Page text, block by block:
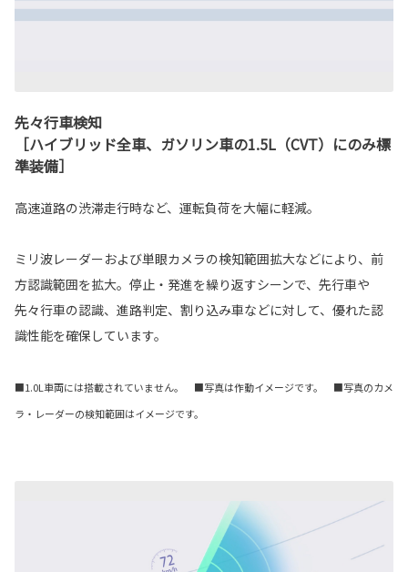
先々行車検知
［ハイブリッド全車、ガソリン車の1.5L（CVT）にのみ標
準装備］
高速道路の渋滞走行時など、運転負荷を大幅に軽減。
ミリ波レーダーおよび単眼カメラの検知範囲拡大などにより、前
方認識範囲を拡大。停止・発進を繰り返すシーンで、先行車や
先々行車の認識、進路判定、割り込み車などに対して、優れた認
識性能を確保しています。
■1.0L車両には搭載されていません。 ■写真は作動イメージです。 ■写真のカメ
ラ・レーダーの検知範囲はイメージです。